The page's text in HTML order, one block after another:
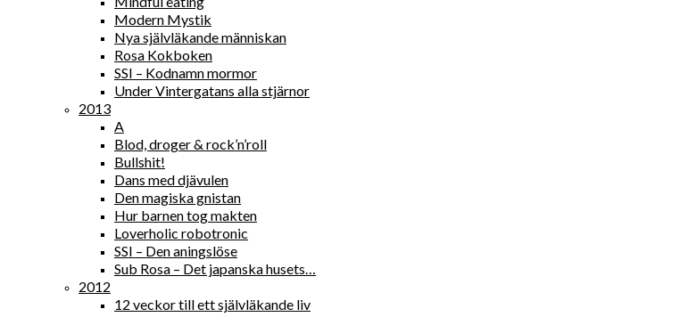
Modern Mystik
Nya självläkande människan
Rosa Kokboken
SSI – Kodnamn mormor
Under Vintergatans alla stjärnor
2013
A
Blod, droger & rock’n’roll
Bullshit!
Dans med djävulen
Den magiska gnistan
Hur barnen tog makten
Loverholic robotronic
SSI – Den aningslöse
Sub Rosa – Det japanska husets…
2012
12 veckor till ett självläkande liv